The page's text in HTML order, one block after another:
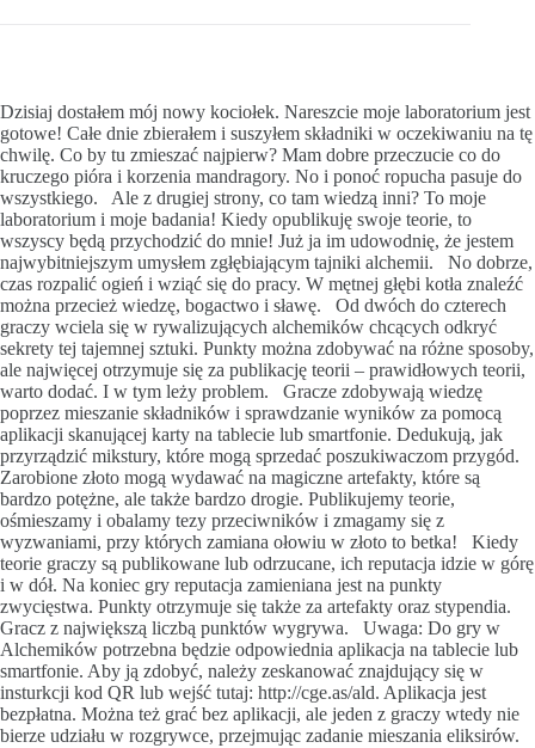
Dzisiaj dostałem mój nowy kociołek. Nareszcie moje laboratorium jest
gotowe! Całe dnie zbierałem i suszyłem składniki w oczekiwaniu na tę
chwilę. Co by tu zmieszać najpierw? Mam dobre przeczucie co do
kruczego pióra i korzenia mandragory. No i ponoć ropucha pasuje do
wszystkiego. Ale z drugiej strony, co tam wiedzą inni? To moje
laboratorium i moje badania! Kiedy opublikuję swoje teorie, to
wszyscy będą przychodzić do mnie! Już ja im udowodnię, że jestem
najwybitniejszym umysłem zgłębiającym tajniki alchemii. No dobrze,
czas rozpalić ogień i wziąć się do pracy. W mętnej głębi kotła znaleźć
można przecież wiedzę, bogactwo i sławę. Od dwóch do czterech
graczy wciela się w rywalizujących alchemików chcących odkryć
sekrety tej tajemnej sztuki. Punkty można zdobywać na różne sposoby,
ale najwięcej otrzymuje się za publikację teorii – prawidłowych teorii,
warto dodać. I w tym leży problem. Gracze zdobywają wiedzę
poprzez mieszanie składników i sprawdzanie wyników za pomocą
aplikacji skanującej karty na tablecie lub smartfonie. Dedukują, jak
przyrządzić mikstury, które mogą sprzedać poszukiwaczom przygód.
Zarobione złoto mogą wydawać na magiczne artefakty, które są
bardzo potężne, ale także bardzo drogie. Publikujemy teorie,
ośmieszamy i obalamy tezy przeciwników i zmagamy się z
wyzwaniami, przy których zamiana ołowiu w złoto to betka! Kiedy
teorie graczy są publikowane lub odrzucane, ich reputacja idzie w górę
i w dół. Na koniec gry reputacja zamieniana jest na punkty
zwycięstwa. Punkty otrzymuje się także za artefakty oraz stypendia.
Gracz z największą liczbą punktów wygrywa. Uwaga: Do gry w
Alchemików potrzebna będzie odpowiednia aplikacja na tablecie lub
smartfonie. Aby ją zdobyć, należy zeskanować znajdujący się w
insturkcji kod QR lub wejść tutaj: http://cge.as/ald. Aplikacja jest
bezpłatna. Można też grać bez aplikacji, ale jeden z graczy wtedy nie
bierze udziału w rozgrywce, przejmując zadanie mieszania eliksirów.